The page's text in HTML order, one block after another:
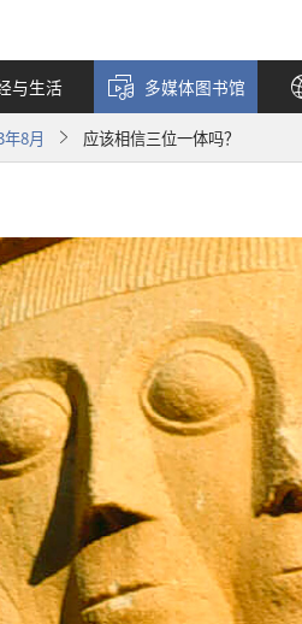
与生活 多媒体图书馆
8月 应该相信三位一体吗？